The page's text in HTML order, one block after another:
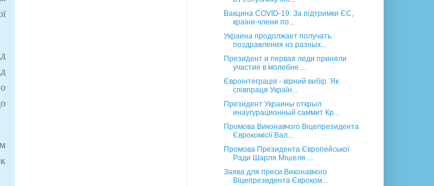
Вакцина COVID-19: За підтримки ЄС,
країни-члени по...
Украина продолжает получать
поздравления из разных...
Президент и первая леди приняли
участие в молебне ...
Євроінтеграція - вірний вибір. Як
співпраця Україн...
Президент Украины открыл
инаугурационный саммит Кр...
Промова Виконавчого Віцепрезидента
Єврокомісії Вал...
Промова Президента Європейської
Ради Шарля Мішеля ...
Заява для преси Виконавчого
Віцепрезидента Євроком...